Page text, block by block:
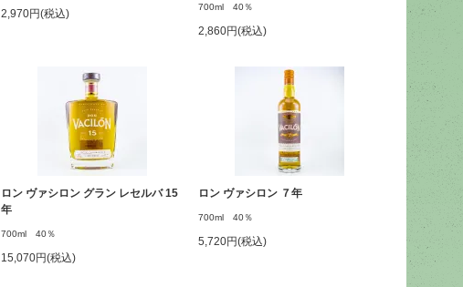
2,970円(税込)
700ml 40％
2,860円(税込)
ロン ヴァシロン グラン レセルバ 15
年
700ml 40％
15,070円(税込)
ロン ヴァシロン ７年
700ml 40％
5,720円(税込)